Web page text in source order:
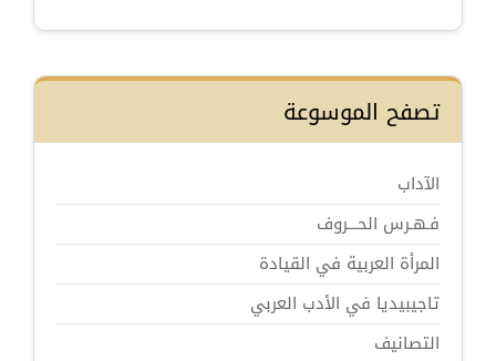
تصفح الموسوعة
الآداب
فـهـرس الحـــروف
المرأة العربية في القيادة
تاجيبيديا في الأدب العربي
التصانيف